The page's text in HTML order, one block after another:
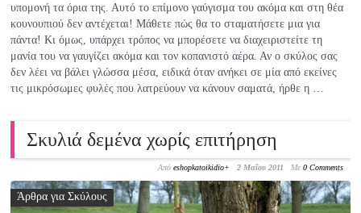
υπομονή τα όρια της. Αυτό το επίμονο γαύγισμα του ακόμα και στη θέα
κουνουπιού δεν αντέχεται! Μάθετε πώς θα το σταματήσετε μια για
πάντα! Κι όμως, υπάρχει τρόπος να μπορέσετε να διαχειριστείτε τη
μανία του να γαυγίζει ακόμα και τον κοπανιστό αέρα. Αν ο σκύλος σας
δεν λέει να βάλει γλώσσα μέσα, ειδικά όταν ανήκει σε μία από εκείνες
τις μικρόσωμες φυλές που λατρεύουν να κάνουν σαματά, ήρθε η …
Σκυλιά δεμένα χωρίς επιτήρηση
Απόeshopkatoikidio+ 2 Μαΐου 2011 Με0 Comments
Άρθρα για Σκύλους